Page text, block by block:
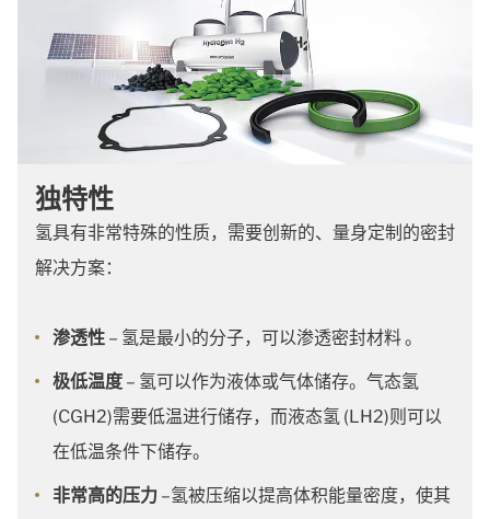
独特性
氢具有非常特殊的性质，需要创新的、量身定制的密封
解决方案：
渗透性 – 氢是最小的分子，可以渗透密封材料 。
极低温度 – 氢可以作为液体或气体储存。气态氢
(CGH2)需要低温进行储存，而液态氢 (LH2)则可以
在低温条件下储存。
非常高的压力 –氢被压缩以提高体积能量密度，使其